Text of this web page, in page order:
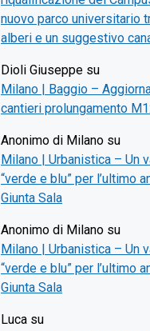
nuovo parco universitario
alberi e un suggestivo
Dioli Giuseppe su
Milano | Baggio –
cantieri prolungamento
Anonimo di Milano su
Milano | Urbanistica – Un
“verde e blu” per l’ultimo
Giunta Sala
Anonimo di Milano su
Milano | Urbanistica – Un
“verde e blu” per l’ultimo
Giunta Sala
Luca su